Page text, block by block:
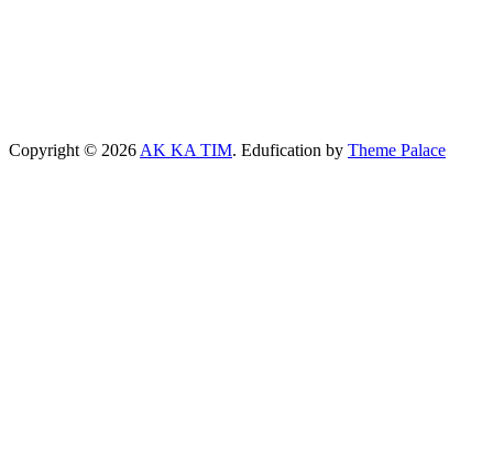
Copyright © 2026 AK KA TIM. Edufication by Theme Palace